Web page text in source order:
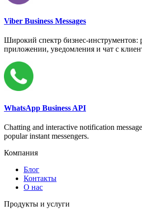
Viber Business Messages
Широкий спектр бизнес-инструментов:
приложении, уведомления и чат с
WhatsApp Business API
Chatting and interactive notification
popular instant messengers.
Компания
Блог
Контакты
О нас
Продукты и услуги